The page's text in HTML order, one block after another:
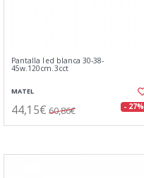
Pantalla led blanca 30-38-
45w.120cm.3cct
MATEL
44,15€ 60,86€ - 27%